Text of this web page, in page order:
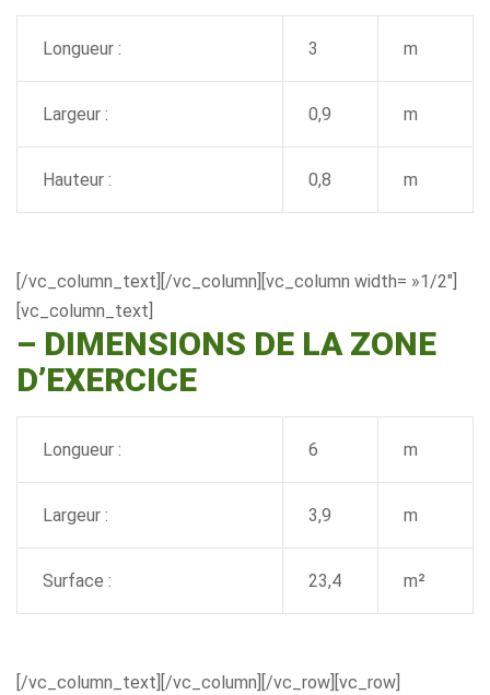
Longueur : 3 m
Largeur : 0,9 m
Hauteur : 0,8 m
[/vc_column_text][/vc_column][vc_column width= »1/2″]
[vc_column_text]
– DIMENSIONS DE LA ZONE
D’EXERCICE
Longueur : 6 m
Largeur : 3,9 m
Surface : 23,4 m²
[/vc_column_text][/vc_column][/vc_row][vc_row]